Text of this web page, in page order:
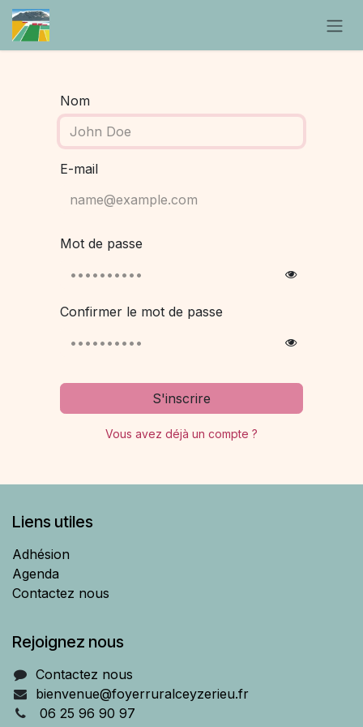
Se rendre au contenu
Nom
E-mail
Mot de passe
Confirmer le mot de passe
S'inscrire
Vous avez déjà un compte ?
Liens utiles
Adhésion
Agenda
Contactez nous
Rejoignez nous
Contactez nous
bienvenue@foyerruralceyzerieu.fr
06 25 96 90 97